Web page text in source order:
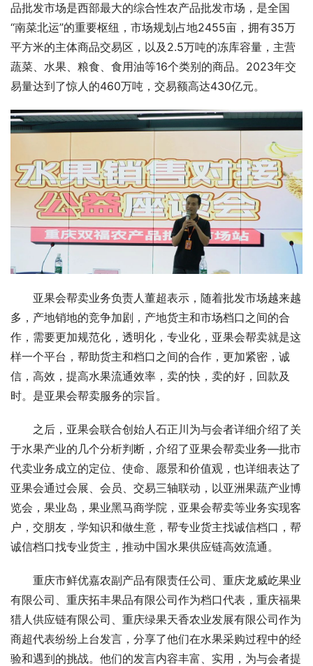
品批发市场是西部最大的综合性农产品批发市场，是全国
“南菜北运”的重要枢纽，市场规划占地2455亩，拥有35万
平方米的主体商品交易区，以及2.5万吨的冻库容量，主营
蔬菜、水果、粮食、食用油等16个类别的商品。2023年交
易量达到了惊人的460万吨，交易额高达430亿元。
亚果会帮卖业务负责人董超表示，随着批发市场越来越
多，产地销地的竞争加剧，产地货主和市场档口之间的合
作，需要更加规范化，透明化，专业化，亚果会帮卖就是这
样一个平台，帮助货主和档口之间的合作，更加紧密，诚
信，高效，提高水果流通效率，卖的快，卖的好，回款及
时。是亚果会帮卖服务的宗旨。
之后，亚果会联合创始人石正川为与会者详细介绍了关
于水果产业的几个分析判断，介绍了亚果会帮卖业务—批市
代卖业务成立的定位、使命、愿景和价值观，也详细表达了
亚果会通过会展、会员、交易三轴联动，以亚洲果蔬产业博
览会，果业岛，果业黑马商学院，亚果会帮卖等业务实现客
户，交朋友，学知识和做生意，帮专业货主找诚信档口，帮
诚信档口找专业货主，推动中国水果供应链高效流通。
重庆市鲜优嘉农副产品有限责任公司、重庆龙威屹果业
有限公司、重庆拓丰果品有限公司作为档口代表，重庆福果
猎人供应链有限公司、重庆绿果天香农业发展有限公司作为
商超代表纷纷上台发言，分享了他们在水果采购过程中的经
验和遇到的挑战。他们的发言内容丰富、实用，为与会者提